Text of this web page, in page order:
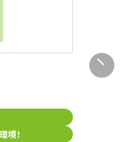
境！
メルシ